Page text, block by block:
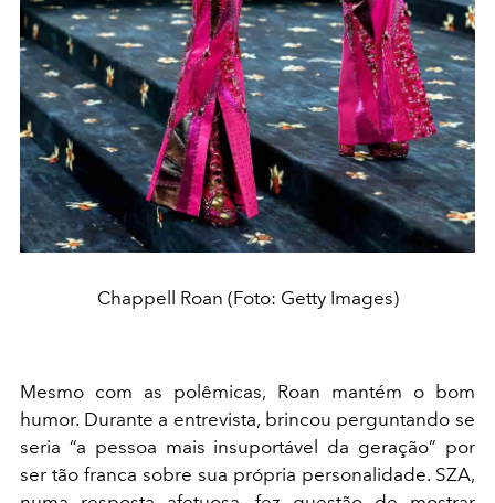
Chappell Roan (Foto: Getty Images)
Mesmo com as polêmicas, Roan mantém o bom
humor. Durante a entrevista, brincou perguntando se
seria “a pessoa mais insuportável da geração” por
ser tão franca sobre sua própria personalidade. SZA,